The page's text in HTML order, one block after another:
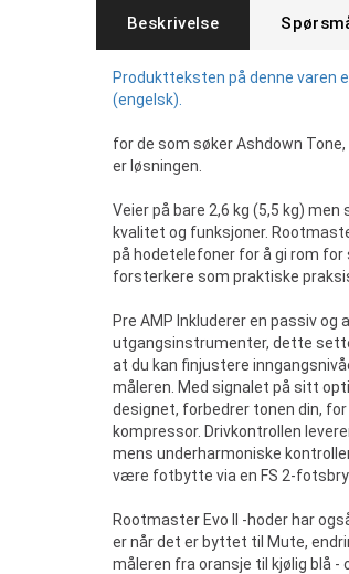
Beskrivelse
Produktteksten på denne varen
(engelsk).
for de som søker Ashdown Tone,
er løsningen.
Veier på bare 2,6 kg (5,5 kg)
kvalitet og funksjoner.
på hodetelefoner for å gi rom for
forsterkere som praktiske
Pre AMP Inkluderer en passiv
utgangsinstrumenter, dette
at du kan finjustere
måleren. Med signalet på sitt
designet, forbedrer tonen din,
kompressor. Drivkontrollen
mens underharmoniske
være fotbytte via en FS 2-
Rootmaster Evo II -hoder har
er når det er byttet til Mute,
måleren fra oransje til kjølig blå